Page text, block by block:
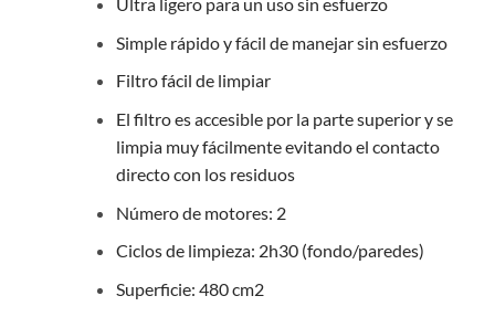
Simple rápido y fácil de manejar sin esfuerzo
Filtro fácil de limpiar
El filtro es accesible por la parte superior y se
limpia muy fácilmente evitando el contacto
directo con los residuos
Número de motores: 2
Ciclos de limpieza: 2h30 (fondo/paredes)
Superficie: 480 cm2